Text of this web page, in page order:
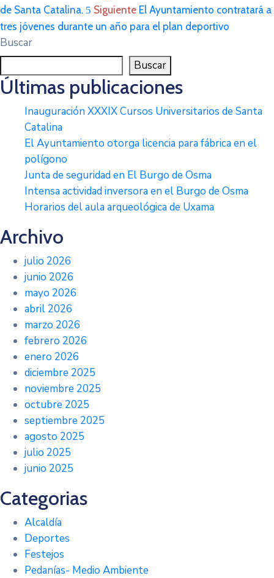
de Santa Catalina.
Siguiente El Ayuntamiento contratará a
tres jóvenes durante un año para el plan deportivo
Buscar
Buscar
Últimas publicaciones
Inauguración XXXIX Cursos Universitarios de Santa
Catalina
El Ayuntamiento otorga licencia para fábrica en el
polígono
Junta de seguridad en El Burgo de Osma
Intensa actividad inversora en el Burgo de Osma
Horarios del aula arqueológica de Uxama
Archivo
julio 2026
junio 2026
mayo 2026
abril 2026
marzo 2026
febrero 2026
enero 2026
diciembre 2025
noviembre 2025
octubre 2025
septiembre 2025
agosto 2025
julio 2025
junio 2025
Categorias
Alcaldía
Deportes
Festejos
Pedanías- Medio Ambiente